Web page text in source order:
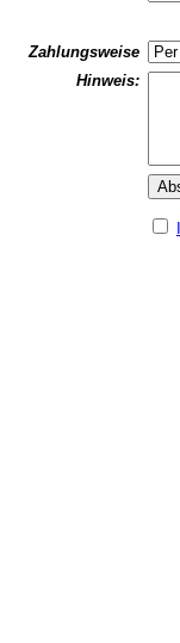
Zahlungsweise
Hinweis: